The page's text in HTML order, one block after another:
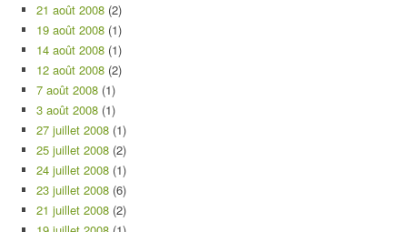
21 août 2008 (2)
19 août 2008 (1)
14 août 2008 (1)
12 août 2008 (2)
7 août 2008 (1)
3 août 2008 (1)
27 juillet 2008 (1)
25 juillet 2008 (2)
24 juillet 2008 (1)
23 juillet 2008 (6)
21 juillet 2008 (2)